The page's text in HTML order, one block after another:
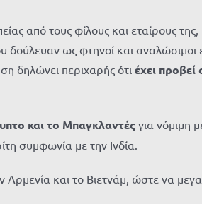
από τους φίλους και εταίρους
ως φτηνοί και αναλώσιμοι
δηλώνει περιχαρής ότι έχει
και το Μπαγκλαντές για νόμιμη
συμφωνία με την Ινδία.
Αρμενία και το Βιετνάμ, ώστε να